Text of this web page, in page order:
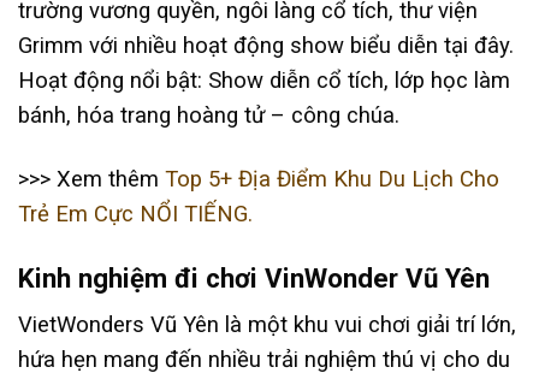
trường vương quyền, ngôi làng cổ tích, thư viện
Grimm với nhiều hoạt động show biểu diễn tại đây.
Hoạt động nổi bật: Show diễn cổ tích, lớp học làm
bánh, hóa trang hoàng tử – công chúa.
>>> Xem thêm Top 5+ Địa Điểm Khu Du Lịch Cho
Trẻ Em Cực NỔI TIẾNG.
Kinh nghiệm đi chơi VinWonder Vũ Yên
VietWonders Vũ Yên là một khu vui chơi giải trí lớn,
hứa hẹn mang đến nhiều trải nghiệm thú vị cho du